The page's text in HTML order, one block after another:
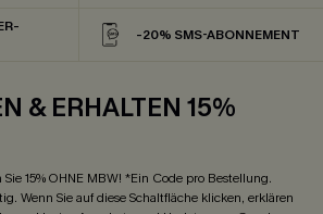
-20% SMS-ABONNEMENT
& ERHALTEN 15%
15% OHNE MBW! *Ein Code pro Bestellung.
Wenn Sie auf diese Schaltfläche klicken, erklären